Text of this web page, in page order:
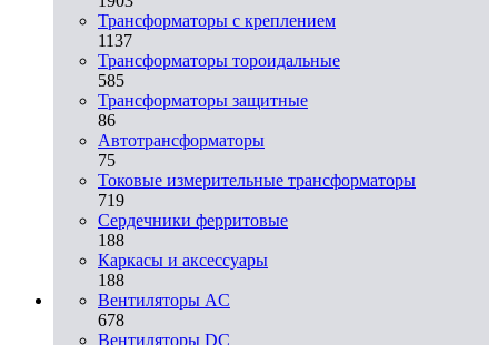
Трансформаторы с креплением
1137
Трансформаторы тороидальные
585
Трансформаторы защитные
86
Автотрансформаторы
75
Токовые измерительные трансформаторы
719
Сердечники ферритовые
188
Каркасы и аксессуары
188
Вентиляторы AC
678
Вентиляторы DC